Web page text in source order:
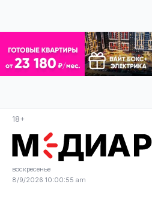
18+
воскресенье
8/9/2026 10:00:56 am